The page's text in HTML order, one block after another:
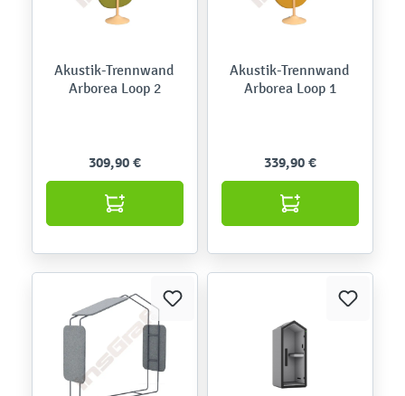
Akustik-Trennwand
Arborea Loop 2
309,90 €
Akustik-Trennwand
Arborea Loop 1
339,90 €